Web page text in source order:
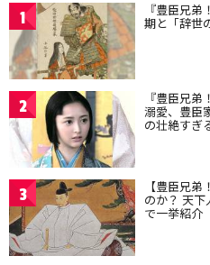
1 『豊臣兄
期と「辞世
2 『豊臣兄
溺愛、豊臣
の壮絶すぎ
3 【豊臣兄
のか？ 天
で一挙紹介